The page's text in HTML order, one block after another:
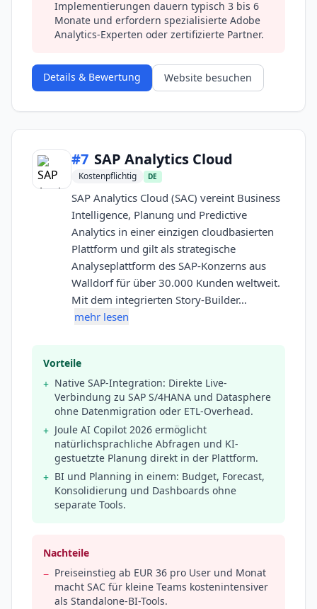
Implementierungen dauern typisch 3 bis 6
Monate und erfordern spezialisierte Adobe
Analytics-Experten oder zertifizierte Partner.
Details & Bewertung Website besuchen
#7 SAP Analytics Cloud
Kostenpflichtig DE
SAP Analytics Cloud (SAC) vereint Business
Intelligence, Planung und Predictive
Analytics in einer einzigen cloudbasierten
Plattform und gilt als strategische
Analyseplattform des SAP-Konzerns aus
Walldorf für über 30.000 Kunden weltweit.
Mit dem integrierten Story-Builder…
mehr lesen
Vorteile
+ Native SAP-Integration: Direkte Live-
Verbindung zu SAP S/4HANA und Datasphere
ohne Datenmigration oder ETL-Overhead.
+ Joule AI Copilot 2026 ermöglicht
natürlichsprachliche Abfragen und KI-
gestuetzte Planung direkt in der Plattform.
+ BI und Planning in einem: Budget, Forecast,
Konsolidierung und Dashboards ohne
separate Tools.
Nachteile
− Preiseinstieg ab EUR 36 pro User und Monat
macht SAC für kleine Teams kostenintensiver
als Standalone-BI-Tools.